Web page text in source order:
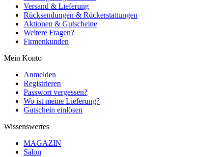
Versand & Lieferung
Rücksendungen & Rückerstattungen
Aktionen & Gutscheine
Weitere Fragen?
Firmenkunden
Mein Konto
Anmelden
Registrieren
Passwort vergessen?
Wo ist meine Lieferung?
Gutschein einlösen
Wissenswertes
MAGAZIN
Salon